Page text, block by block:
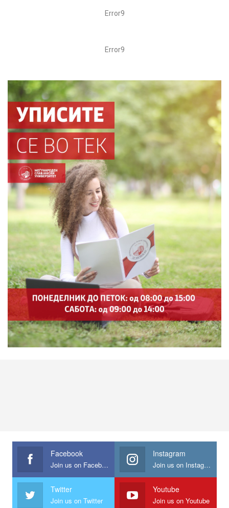
Error9
Error9
Facebook
Join us on Facebook
Instagram
Join us on Instagram
Twitter
Join us on Twitter
Youtube
Join us on Youtube